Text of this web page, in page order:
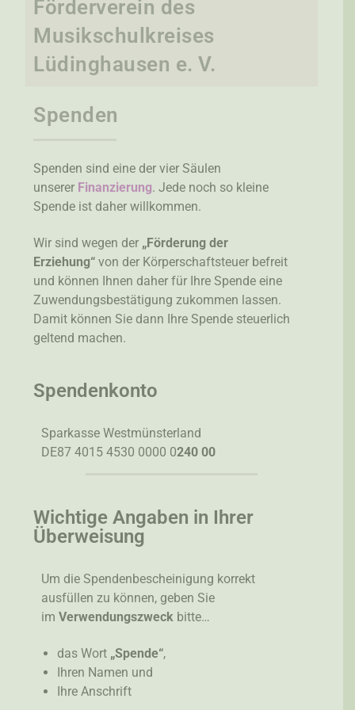
Förderverein des
Musikschulkreises
Lüdinghausen e. V.
Spenden
Spenden sind eine der vier Säulen
unserer Finanzierung. Jede noch so kleine
Spende ist daher willkommen.
Wir sind wegen der „Förderung der
Erziehung“ von der Körperschaftsteuer befreit
und können Ihnen daher für Ihre Spende eine
Zuwendungsbestätigung zukommen lassen.
Damit können Sie dann Ihre Spende steuerlich
geltend machen.
Spendenkonto
Sparkasse Westmünsterland
DE87 4015 4530 0000 0240 00
Wichtige Angaben in Ihrer
Überweisung
Um die Spendenbescheinigung korrekt
ausfüllen zu können, geben Sie
im Verwendungszweck bitte…
das Wort „Spende“,
Ihren Namen und
Ihre Anschrift